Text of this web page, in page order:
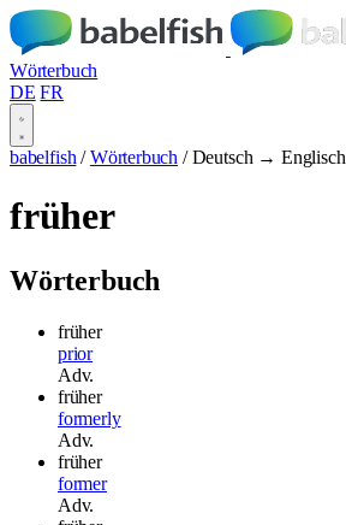
Wörterbuch
DE FR
babelfish / Wörterbuch / Deutsch → Englisch
früher
Wörterbuch
früher
prior
Adv.
früher
formerly
Adv.
früher
former
Adv.